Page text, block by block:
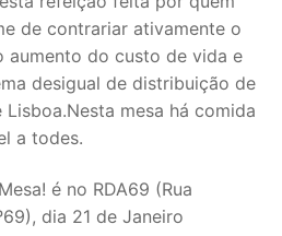
de contrariar ativamente o
aumento do custo de vida e
desigual de distribuição de
mesa há comida
a todes.
é no RDA69 (Rua
dia 21 de Janeiro